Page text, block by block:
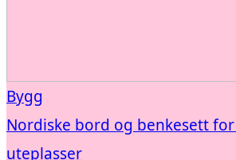
Bygg
Nordiske bord og benkesett
uteplasser